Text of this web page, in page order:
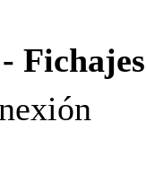
Fichajes